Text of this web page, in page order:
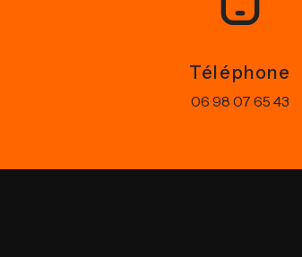
Téléphone
06 98 07 65 43